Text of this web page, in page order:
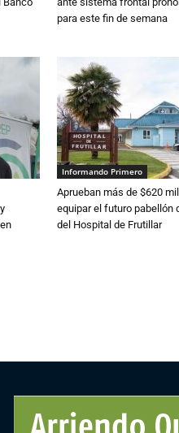
para este fin de semana
Informando Primero
Aprueban más de $620
equipar el futuro pabellón
del Hospital de Frutillar